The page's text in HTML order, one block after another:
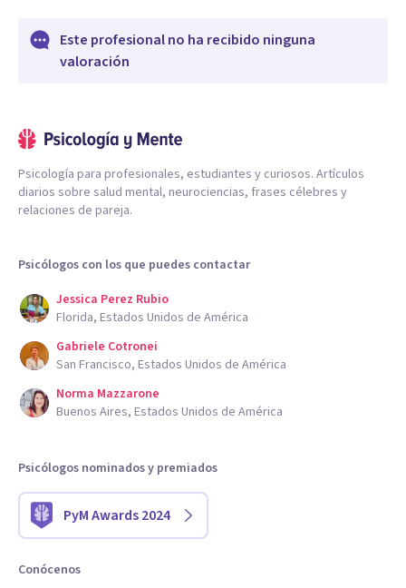
Este profesional no ha recibido ninguna
valoración
Psicología para profesionales, estudiantes y curiosos. Artículos
diarios sobre salud mental, neurociencias, frases célebres y
relaciones de pareja.
Psicólogos con los que puedes contactar
Jessica Perez Rubio
Florida, Estados Unidos de América
Gabriele Cotronei
San Francisco, Estados Unidos de América
Norma Mazzarone
Buenos Aires, Estados Unidos de América
Psicólogos nominados y premiados
PyM Awards 2024
Conócenos